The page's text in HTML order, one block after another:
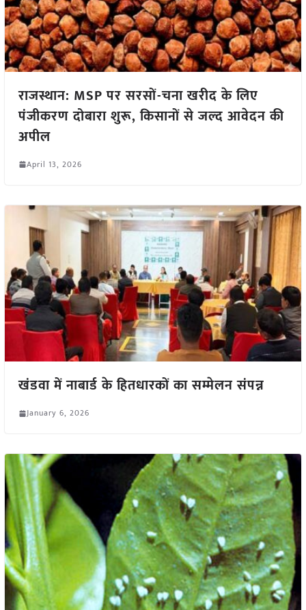
राजस्थान: MSP पर सरसों-चना खरीद के लिए
पंजीकरण दोबारा शुरू, किसानों से जल्द आवेदन की
अपील
April 13, 2026
खंडवा में नाबार्ड के हितधारकों का सम्मेलन संपन्न
January 6, 2026